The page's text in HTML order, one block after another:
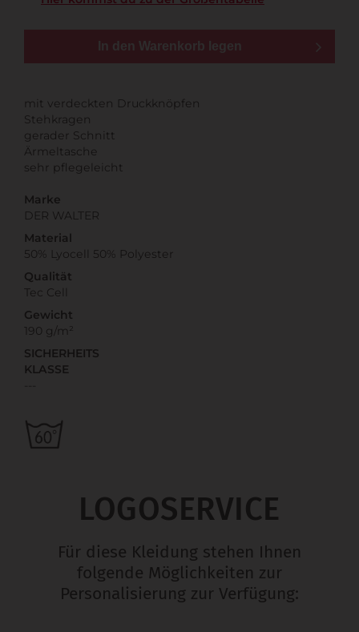
In den Warenkorb legen
mit verdeckten Druckknöpfen
Stehkragen
gerader Schnitt
Ärmeltasche
sehr pflegeleicht
Marke
DER WALTER
Material
50% Lyocell 50% Polyester
Qualität
Tec Cell
Gewicht
190 g/m²
SICHERHEITS
KLASSE
LOGOSERVICE
Für diese Kleidung stehen Ihnen
folgende Möglichkeiten zur
Personalisierung zur Verfügung: